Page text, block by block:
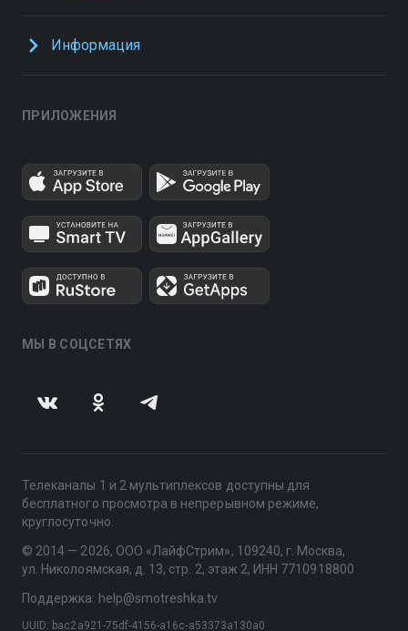
Информация
ПРИЛОЖЕНИЯ
МЫ В СОЦСЕТЯХ
Телеканалы 1 и 2 мультиплексов доступны для
бесплатного просмотра в непрерывном режиме,
круглосуточно.
© 2014 — 2026, ООО «ЛайфСтрим», 109240, г. Москва,
ул. Николоямская, д. 13, стр. 2, этаж 2, ИНН 7710918800
Поддержка: help@smotreshka.tv
UUID: bac2a921-75df-4156-a16c-a53373a130a0